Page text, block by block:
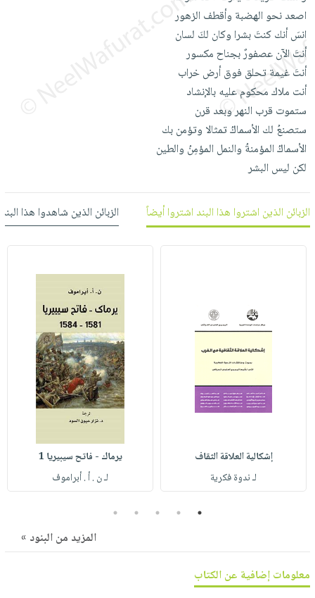
العناية
بالأسنان
الحمية
والتغذية
أدوات
المائدة
الأوعية
والتخزين
أدوات
المطبخ
الأكثر
مبيعاً
العودة
للمدارس
اكسسوارات
كتب
اكسسوارات
منزلية
اكسسوارات
ملابس
مطرزات
صابون
أطفال
مناسبات
شحن
مجاني
بنود
مختارة
اشتراكات
كل
الاشتراكات
صندوق
القراءة
iKitab
بلا
حدود
بحث
متقدم
وفرات
عن
فيديوهات
أسئلة
طرحها
خدمات
وفرات
كتابك
حسابك
التسوق
الإصدارات
اصعد نحو الهضبة وأقطف الزهور
انسَ أنك كنتَ بشرا وكان لكَ لسان
أنتَ الآن عصفورٌ بجناح مكسور
أنتَ غيمة تحلق فوق أرض خراب
أنت ملاك محكوم عليه بالإنشاد
ستموت قرب النهر وبعد قرن
ستصنعُ لك الأسماكُ تمثالا وتؤمن بك
الأسماكُ المؤمنةُ والنمل المؤمِنُ والطين
لكن ليس البشر
الزبائن الذين اشتروا هذا البند اشتروا أيضاً الزبائن الذين شاهدوا هذا
إشكالية العلاقة الثقاف
لـ ندوة فكرية
يرماك - فاتح سيبيريا 1
لـ ن . أ . أبراموف
1
2
3
4
5
المزيد من البنود »
معلومات إضافية عن الكتاب